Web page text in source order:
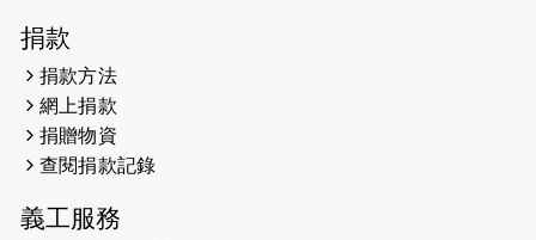
2023-06-07
2023-06-01
2023-05-29
捐款
捐款方法
網上捐款
捐贈物資
查閱捐款記錄
義工服務